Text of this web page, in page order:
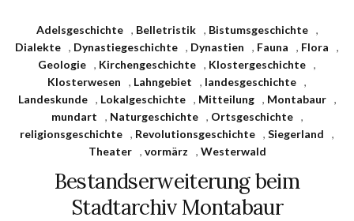
Adelsgeschichte , Belletristik , Bistumsgeschichte
,
Dialekte , Dynastiegeschichte , Dynastien , Fauna , Flora
,
Geologie , Kirchengeschichte , Klostergeschichte ,
Klosterwesen
, Lahngebiet , landesgeschichte ,
Landeskunde
, Lokalgeschichte , Mitteilung , Montabaur
,
mundart
, Naturgeschichte , Ortsgeschichte
,
religionsgeschichte , Revolutionsgeschichte , Siegerland
,
Theater
, vormärz , Westerwald
Bestandserweiterung beim
Stadtarchiv Montabaur